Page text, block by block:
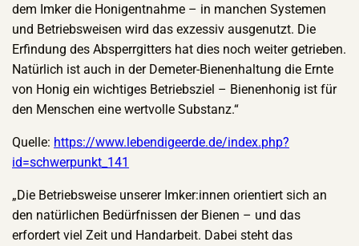
dem Imker die Honig­entnahme – in manchen Systemen
und Betriebsweisen wird das exzessiv ausgenutzt. Die
Erfindung des Absperrgitters hat dies noch weiter getrieben.
Natürlich ist auch in der Demeter-Bienenhaltung die Ernte
von Honig ein wichtiges Betriebsziel – Bienenhonig ist für
den Menschen eine wertvolle Substanz.“
Quelle: https://www.lebendigeerde.de/index.php?
id=schwerpunkt_141
„Die Betriebsweise unserer Imker:innen orientiert sich an
den natürlichen Bedürfnissen der Bienen – und das
erfordert viel Zeit und Handarbeit. Dabei steht das